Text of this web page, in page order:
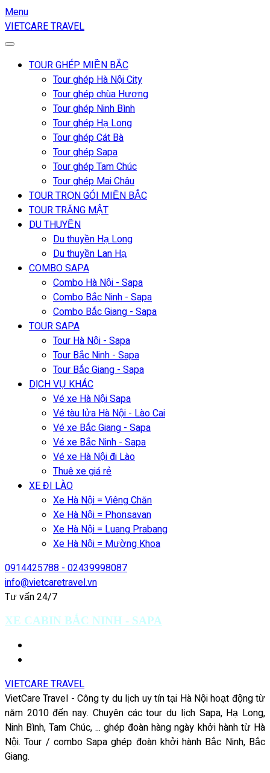
Menu
VIETCARE TRAVEL
TOUR GHÉP MIỀN BẮC
Tour ghép Hà Nội City
Tour ghép chùa Hương
Tour ghép Ninh Bình
Tour ghép Hạ Long
Tour ghép Cát Bà
Tour ghép Sapa
Tour ghép Tam Chúc
Tour ghép Mai Châu
TOUR TRỌN GÓI MIỀN BẮC
TOUR TRĂNG MẬT
DU THUYỀN
Du thuyền Hạ Long
Du thuyền Lan Hạ
COMBO SAPA
Combo Hà Nội - Sapa
Combo Bắc Ninh - Sapa
Combo Bắc Giang - Sapa
TOUR SAPA
Tour Hà Nội - Sapa
Tour Bắc Ninh - Sapa
Tour Bắc Giang - Sapa
DỊCH VỤ KHÁC
Vé xe Hà Nội Sapa
Vé tàu lửa Hà Nội - Lào Cai
Vé xe Bắc Giang - Sapa
Vé xe Bắc Ninh - Sapa
Vé xe Hà Nội đi Lào
Thuê xe giá rẻ
XE ĐI LÀO
Xe Hà Nội = Viêng Chăn
Xe Hà Nội = Phonsavan
Xe Hà Nội = Luang Prabang
Xe Hà Nội = Mường Khoa
0914425788 - 02439998087
info@vietcaretravel.vn
Tư vấn 24/7
XE CABIN BẮC NINH - SAPA
VIETCARE TRAVEL
VietCare Travel - Công ty du lịch uy tín tại Hà Nội hoạt động từ
năm 2010 đến nay. Chuyên các tour du lịch Sapa, Hạ Long,
Ninh Bình, Tam Chúc, ... ghép đoàn hàng ngày khởi hành từ Hà
Nội. Tour / combo Sapa ghép đoàn khởi hành Bắc Ninh, Bắc
Giang.